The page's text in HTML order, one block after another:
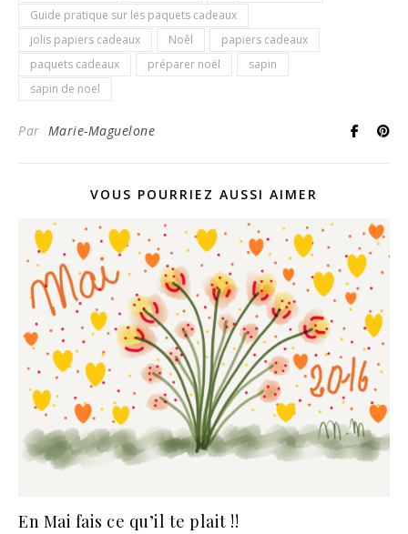
Guide pratique sur les paquets cadeaux
jolis papiers cadeaux
Noêl
papiers cadeaux
paquets cadeaux
préparer noël
sapin
sapin de noel
Par Marie-Maguelone
VOUS POURRIEZ AUSSI AIMER
En Mai fais ce qu’il te plait !!